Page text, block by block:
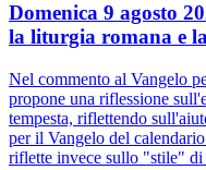
Domenica 9 agosto
la liturgia romana e
Nel commento al Vangelo
propone una riflessione
tempesta, riflettendo
per il Vangelo del
riflette invece sullo "stile"